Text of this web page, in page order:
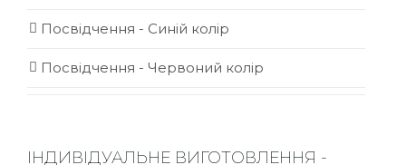
Посвідчення - Синій колір
Посвідчення - Червоний колір
ІНДИВІДУАЛЬНЕ ВИГОТОВЛЕННЯ -